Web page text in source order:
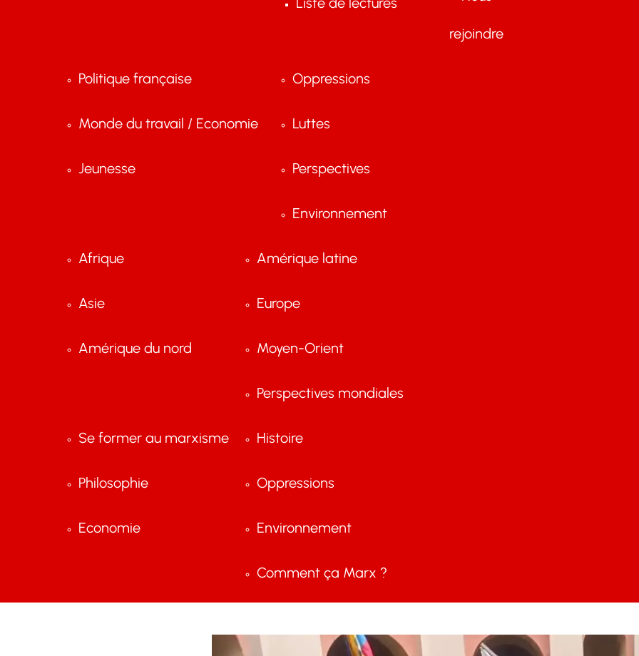
rejoindre
Politique française
Monde du travail / Economie
Jeunesse
Oppressions
Luttes
Perspectives
Environnement
Afrique
Asie
Amérique du nord
Amérique latine
Europe
Moyen-Orient
Perspectives mondiales
Se former au marxisme
Philosophie
Economie
Histoire
Oppressions
Environnement
Comment ça Marx ?